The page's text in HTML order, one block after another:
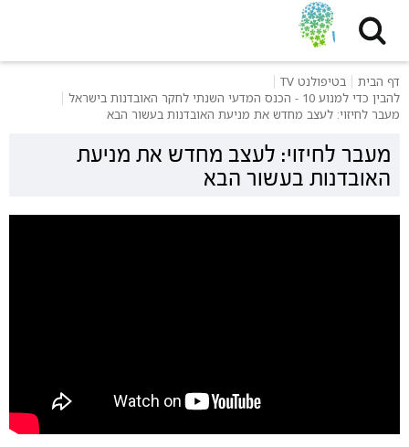
דף הבית
בטיפולנט TV
להבין כדי למנוע 10 - הכנס המדעי השנתי לחקר האובדנות בישראל
מעבר לחיזוי: לעצב מחדש את מניעת האובדנות בעשור הבא
מעבר לחיזוי: לעצב מחדש את מניעת
האובדנות בעשור הבא